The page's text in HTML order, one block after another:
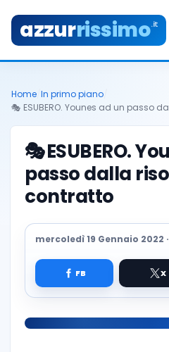
azzurrissimo.it
Home In primo piano
🎭 ESUBERO. Younes ad un passo
🎭ESUBERO.
passo dalla
contratto
mercoledì 19 Gennaio 2022 ·